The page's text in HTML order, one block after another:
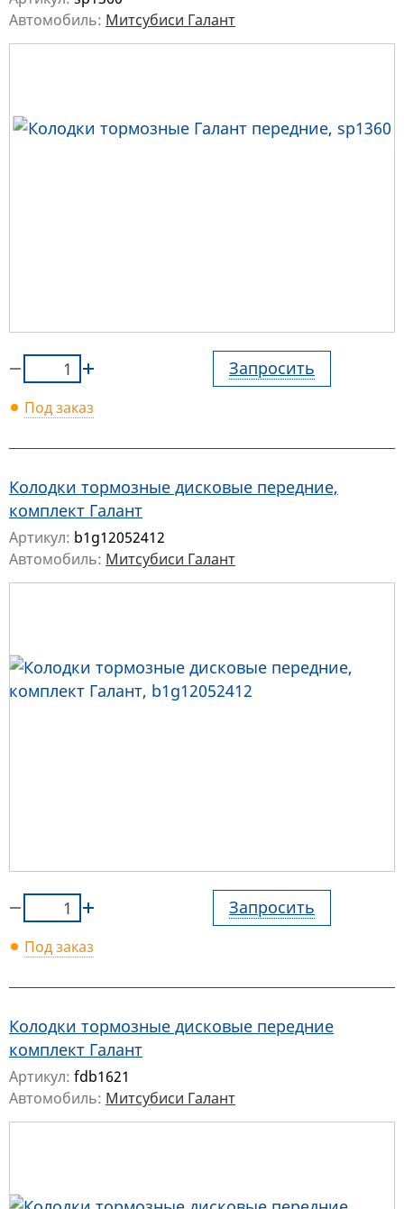
Автомобиль: Митсубиси Галант
Запросить
Под заказ
Колодки тормозные дисковые передние,
комплект Галант
Артикул: b1g12052412
Автомобиль: Митсубиси Галант
Запросить
Под заказ
Колодки тормозные дисковые передние
комплект Галант
Артикул: fdb1621
Автомобиль: Митсубиси Галант